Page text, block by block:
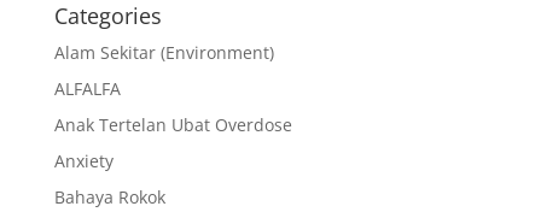
Categories
Alam Sekitar (Environment)
ALFALFA
Anak Tertelan Ubat Overdose
Anxiety
Bahaya Rokok